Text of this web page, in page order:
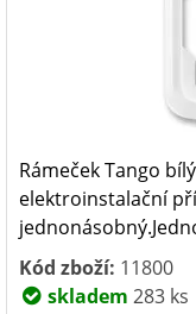
Rámeček Tango
elektroinstalační
Kód zboží: 11800
skladem 283 ks